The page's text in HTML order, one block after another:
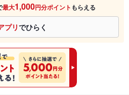
最大1,000円分ポイント もらえる
プリでひらく